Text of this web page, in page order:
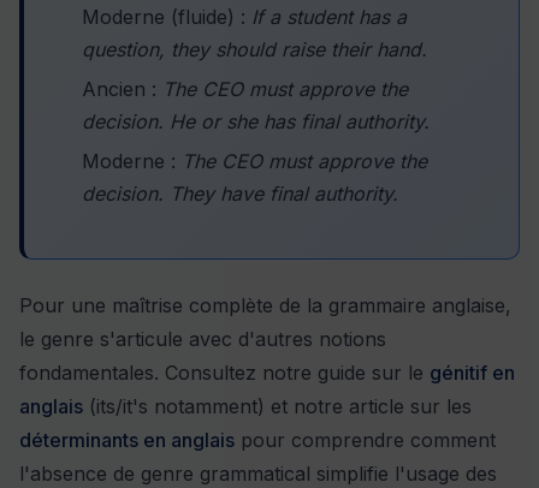
Moderne (fluide) : If a student has a
question, they should raise their hand.
Ancien : The CEO must approve the
decision. He or she has final authority.
Moderne : The CEO must approve the
decision. They have final authority.
Pour une maîtrise complète de la grammaire anglaise,
le genre s'articule avec d'autres notions
fondamentales. Consultez notre guide sur le génitif en
anglais (its/it's notamment) et notre article sur les
déterminants en anglais pour comprendre comment
l'absence de genre grammatical simplifie l'usage des